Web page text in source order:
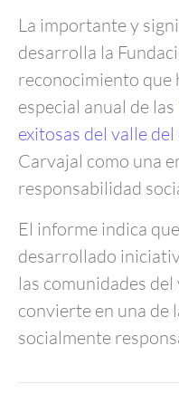
La importante y
desarrolla la
reconocimiento que
especial anual de las
exitosas del valle del
Carvajal como una
responsabilidad
El informe indica
desarrollado
las comunidades
convierte en una de
socialmente